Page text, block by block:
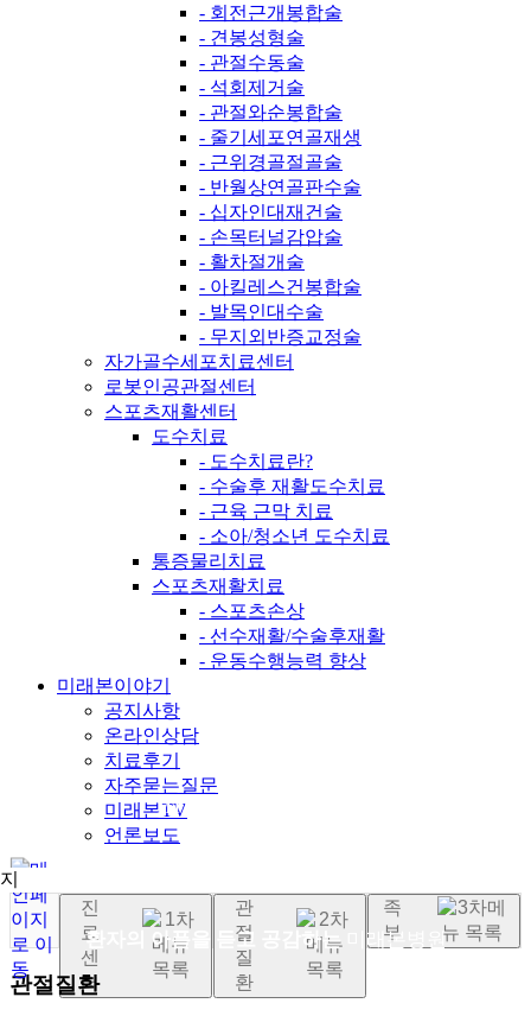
- 회전근개봉합술
- 견봉성형술
- 관절수동술
- 석회제거술
- 관절와순봉합술
- 줄기세포연골재생
- 근위경골절골술
- 반월상연골판수술
- 십자인대재건술
- 손목터널감압술
- 활차절개술
- 아킬레스건봉합술
- 발목인대수술
- 무지외반증교정술
자가골수세포치료센터
로봇인공관절센터
스포츠재활센터
도수치료
- 도수치료란?
- 수술후 재활도수치료
- 근육 근막 치료
- 소아/청소년 도수치료
통증물리치료
스포츠재활치료
- 스포츠손상
- 선수재활/수술후재활
- 운동수행능력 향상
미래본이야기
공지사항
온라인상담
치료후기
자주묻는질문
미래본TV
언론보도
MIRAEBON
환자의 아픔을 듣고 공감하는미래본병원
진
료
센
터
관
절
질
환
족
부
관절질환